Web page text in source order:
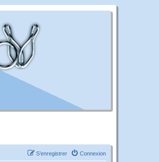
Connexion
S’enregistrer